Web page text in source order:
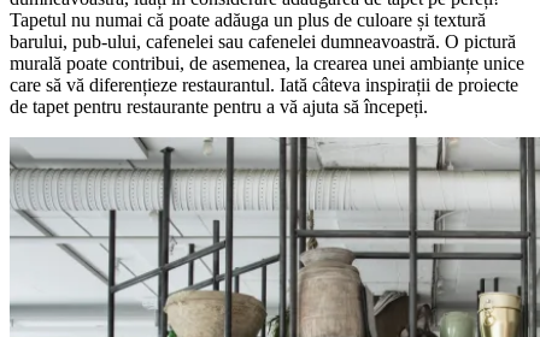
Tapetul nu numai că poate adăuga un plus de culoare și textură
barului, pub-ului, cafenelei sau cafenelei dumneavoastră. O pictură
murală poate contribui, de asemenea, la crearea unei ambianțe unice
care să vă diferențieze restaurantul. Iată câteva inspirații de proiecte
de tapet pentru restaurante pentru a vă ajuta să începeți.